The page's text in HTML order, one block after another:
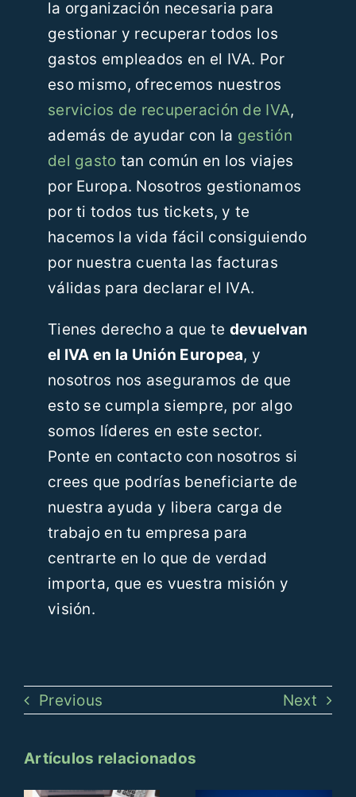
la organización necesaria para
gestionar y recuperar todos los
gastos empleados en el IVA. Por
eso mismo, ofrecemos nuestros
servicios de recuperación de IVA,
además de ayudar con la gestión
del gasto tan común en los viajes
por Europa. Nosotros gestionamos
por ti todos tus tickets, y te
hacemos la vida fácil consiguiendo
por nuestra cuenta las facturas
válidas para declarar el IVA.
Tienes derecho a que te devuelvan
el IVA en la Unión Europea, y
nosotros nos aseguramos de que
esto se cumpla siempre, por algo
somos líderes en este sector.
Ponte en contacto con nosotros si
crees que podrías beneficiarte de
nuestra ayuda y libera carga de
trabajo en tu empresa para
centrarte en lo que de verdad
importa, que es vuestra misión y
visión.
Previous Next
Artículos relacionados